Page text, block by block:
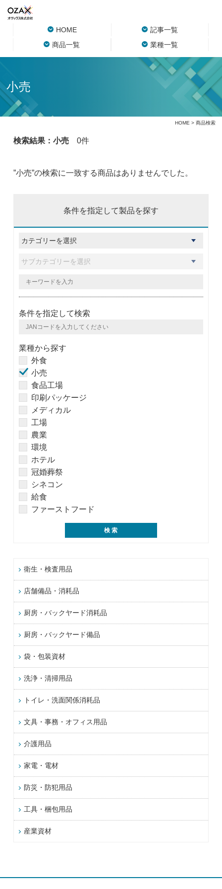
HOME
記事一覧
商品一覧
業種一覧
小売
HOME > 商品検索
検索結果：小売0件
”小売”の検索に一致する商品はありませんでした。
条件を指定して製品を探す
条件を指定して検索
業種から探す
外食
小売
食品工場
印刷パッケージ
メディカル
工場
農業
環境
ホテル
冠婚葬祭
シネコン
給食
ファーストフード
衛生・検査用品
店舗備品・消耗品
厨房・バックヤード消耗品
厨房・バックヤード備品
袋・包装資材
洗浄・清掃用品
トイレ・洗面関係消耗品
文具・事務・オフィス用品
介護用品
家電・電材
防災・防犯用品
工具・梱包用品
産業資材